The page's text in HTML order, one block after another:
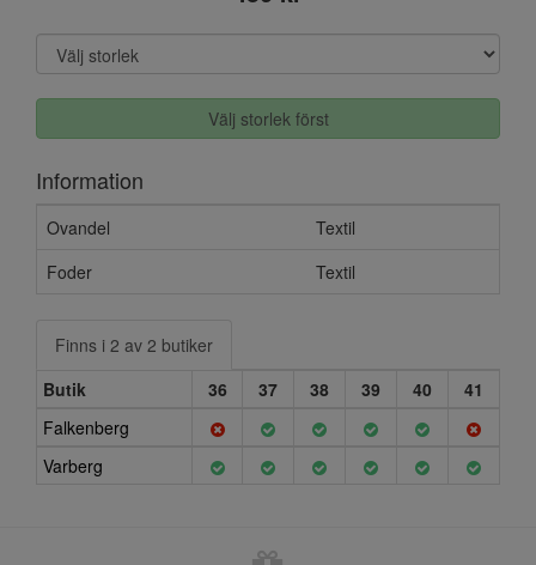
Välj storlek först
Information
Ovandel
Textil
Foder
Textil
Finns i 2 av 2 butiker
Butik
36 37 38 39 40
41
Falkenberg
Varberg